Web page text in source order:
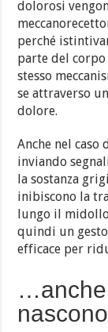
dolorosi
perché
parte del
stesso
se attraverso
dolore.
Anche nel
inviando
la sostanza
inibiscono la
lungo il
quindi un
efficace per
…anche